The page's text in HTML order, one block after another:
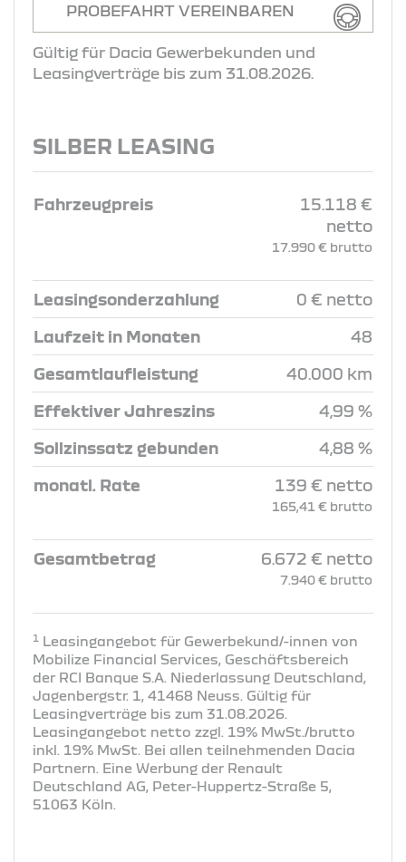
PROBEFAHRT VEREINBAREN
Gültig für Dacia Gewerbekunden und
Leasingverträge bis zum 31.08.2026.
SILBER LEASING
Fahrzeugpreis
15.118 €
netto
17.990 € brutto
Leasingsonderzahlung 0 € netto
Laufzeit in Monaten 48
Gesamtlaufleistung 40.000 km
Effektiver Jahreszins 4,99 %
Sollzinssatz gebunden 4,88 %
monatl. Rate 139 € netto
165,41 € brutto
Gesamtbetrag 6.672 € netto
7.940 € brutto
1 Leasingangebot für Gewerbekund/-innen von
Mobilize Financial Services, Geschäftsbereich
der RCI Banque S.A. Niederlassung Deutschland,
Jagenbergstr. 1, 41468 Neuss. Gültig für
Leasingverträge bis zum 31.08.2026.
Leasingangebot netto zzgl. 19% MwSt./brutto
inkl. 19% MwSt. Bei allen teilnehmenden Dacia
Partnern. Eine Werbung der Renault
Deutschland AG, Peter-Huppertz-Straße 5,
51063 Köln.